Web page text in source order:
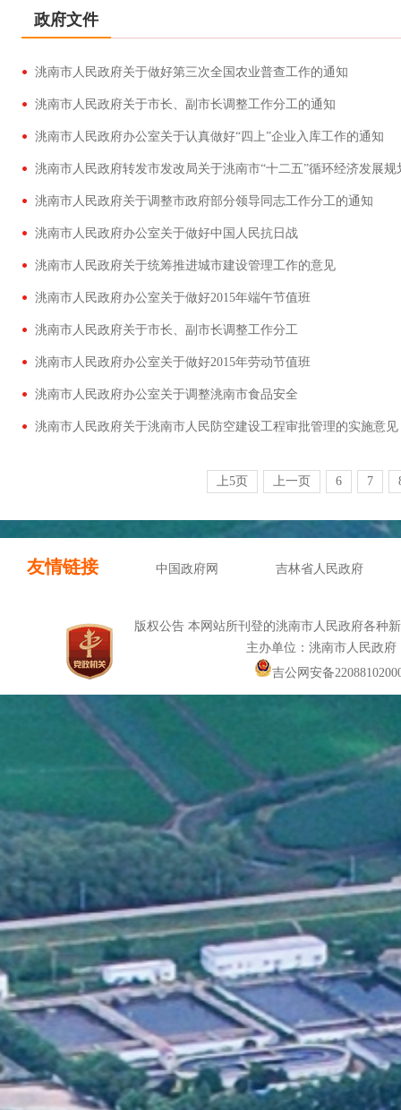
政府文件
洮南市人民政府关于做好第三次全国农业普查工作的通知
洮南市人民政府关于市长、副市长调整工作分工的通知
洮南市人民政府办公室关于认真做好“四上”企业入库工作的通知
洮南市人民政府转发市发改局关于洮南市“十二五”循环经济发展规
洮南市人民政府关于调整市政府部分领导同志工作分工的通知
洮南市人民政府办公室关于做好中国人民抗日战
洮南市人民政府关于统筹推进城市建设管理工作的意见
洮南市人民政府办公室关于做好2015年端午节值班
洮南市人民政府关于市长、副市长调整工作分工
洮南市人民政府办公室关于做好2015年劳动节值班
洮南市人民政府办公室关于调整洮南市食品安全
洮南市人民政府关于洮南市人民防空建设工程审批管理的实施意见
上5页 上一页 6 7
友情链接 中国政府网 吉林省人民政府
版权公告 本网站所刊登的洮南市人民政府各种
主办单位：洮南市人民政
吉公网安备